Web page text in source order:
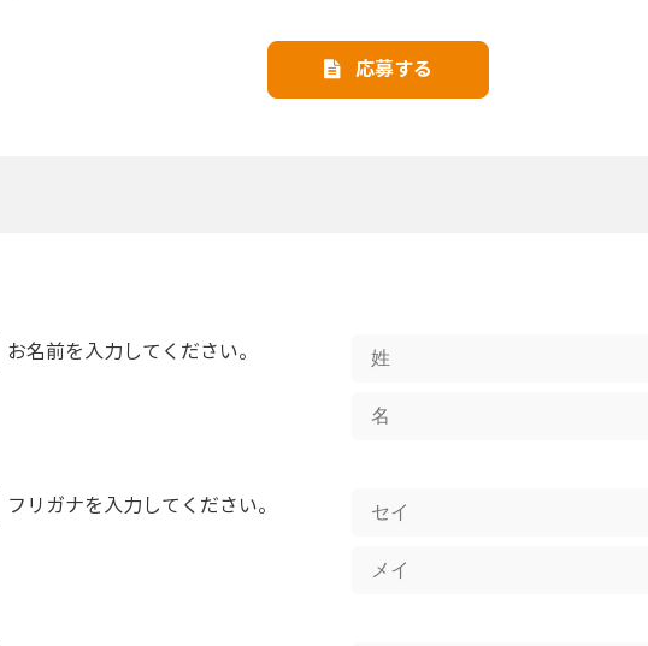
応募する
お名前を入力してください。
フリガナを入力してください。